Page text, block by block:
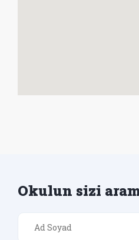
Okulun sizi